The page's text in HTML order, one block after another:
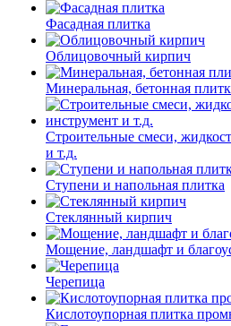
Фасадная плитка
Облицовочный кирпич
Минеральная, бетонная
Строительные смеси,
и т.д.
Ступени и напольная плитка
Cтеклянный кирпич
Мощение, ландшафт и
Черепица
Кислотоупорная плитка